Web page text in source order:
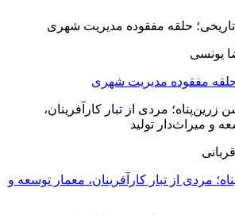
یونسی
مفقوده مدیریت شهری
مردی از تبار کارآفرینان، معمار توسعه و